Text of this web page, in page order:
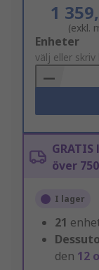
1
(exkl.
Add
to
Basket
Enheter
välj eller
över
I lager
21
den 12